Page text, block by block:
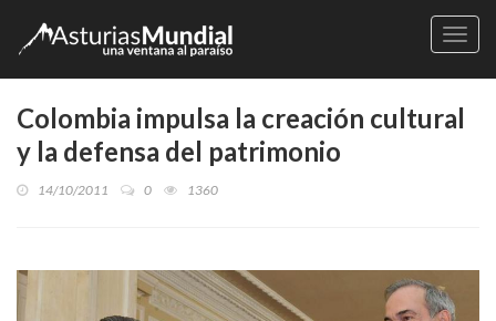
Colombia impulsa la creación cultural
y la defensa del patrimonio
14/10/2011 0 1360